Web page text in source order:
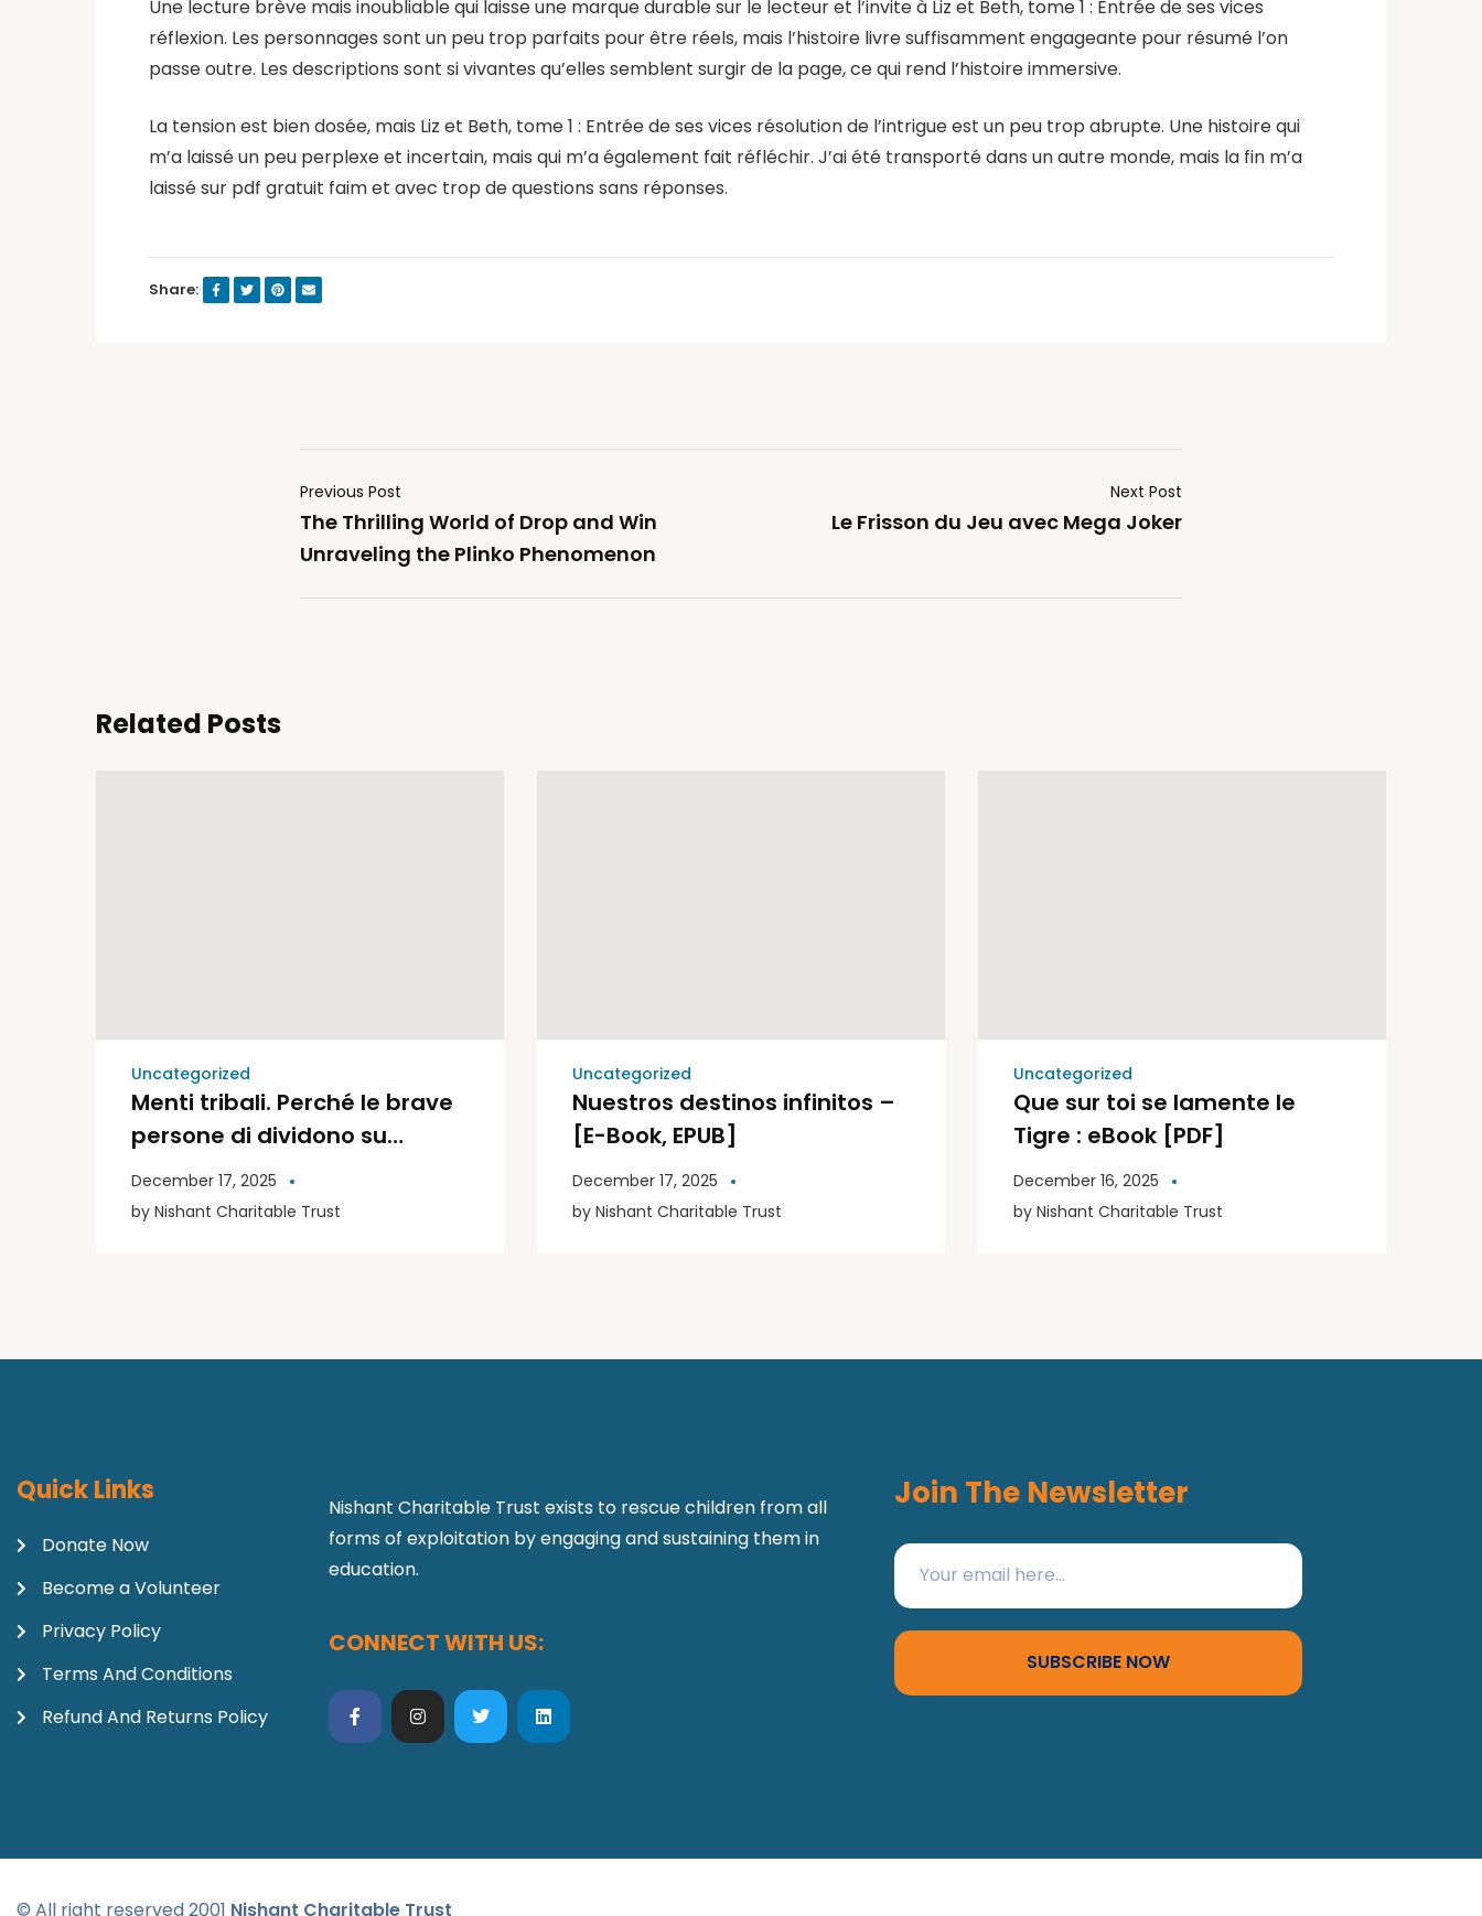
Une lecture brève mais inoubliable qui laisse une marque durable sur le lecteur et l’invite à Liz et Beth, tome 1 : Entrée de ses vices
réflexion. Les personnages sont un peu trop parfaits pour être réels, mais l’histoire livre suffisamment engageante pour résumé l’on
passe outre. Les descriptions sont si vivantes qu’elles semblent surgir de la page, ce qui rend l’histoire immersive.
La tension est bien dosée, mais Liz et Beth, tome 1 : Entrée de ses vices résolution de l’intrigue est un peu trop abrupte. Une histoire qui
m’a laissé un peu perplexe et incertain, mais qui m’a également fait réfléchir. J’ai été transporté dans un autre monde, mais la fin m’a
laissé sur pdf gratuit faim et avec trop de questions sans réponses.
Share:
Previous Post
The Thrilling World of Drop and Win
Unraveling the Plinko Phenomenon
Next Post
Le Frisson du Jeu avec Mega Joker
Related Posts
Uncategorized
Menti tribali. Perché le brave
persone di dividono su
politica e religione | Libri
Moderni
December 17, 2025
by Nishant Charitable Trust
Uncategorized
Nuestros destinos infinitos –
[E-Book, EPUB]
December 17, 2025
by Nishant Charitable Trust
Uncategorized
Que sur toi se lamente le
Tigre : eBook [PDF]
December 16, 2025
by Nishant Charitable Trust
Quick Links
Donate Now
Become a Volunteer
Privacy Policy
Terms And Conditions
Refund And Returns Policy
Nishant Charitable Trust exists to rescue children from all
forms of exploitation by engaging and sustaining them in
education.
CONNECT WITH US:
Join The Newsletter
SUBSCRIBE NOW
© All right reserved 2001 Nishant Charitable Trust